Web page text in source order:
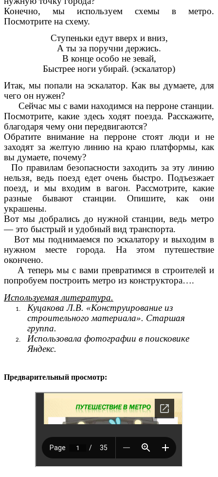
Конечно, мы используем схемы в метро.
Посмотрите на схему.
Ступеньки едут вверх и вниз,
А ты за поручни держись.
В конце особо не зевай,
Быстрее ноги убирай. (эскалатор)
Итак, мы попали на эскалатор. Как вы думаете, для
чего он нужен?
Сейчас мы с вами находимся на перроне станции.
Посмотрите, какие здесь ходят поезда. Расскажите,
благодаря чему они передвигаются?
Обратите внимание на перроне стоят люди и не
заходят за желтую линию на краю платформы, как
вы думаете, почему?
По правилам безопасности заходить за эту линию
нельзя, ведь поезд едет очень быстро. Подъезжает
поезд, и мы входим в вагон. Рассмотрите, какие
разные бывают станции. Опишите, как они
украшены.
Вот мы добрались до нужной станции, ведь метро
— это быстрый и удобный вид транспорта.
Вот мы поднимаемся по эскалатору и выходим в
нужном месте города. На этом путешествие
окончено.
А теперь мы с вами превратимся в строителей и
попробуем построить метро из конструктора….
Используемая литература.
Куцакова Л.В. «Конструирование из
строительного материала». Старшая
группа.
Использовала фотографии в поисковике
Яндекс.
Предварительный просмотр: